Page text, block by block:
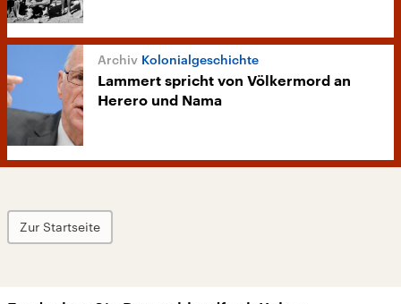
Kolonialgeschichte
Lammert spricht von Völkermord an
Herero und Nama
Zur Startseite